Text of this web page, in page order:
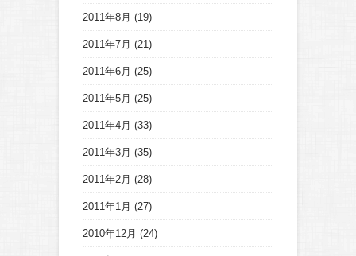
2011年8月 (19)
2011年7月 (21)
2011年6月 (25)
2011年5月 (25)
2011年4月 (33)
2011年3月 (35)
2011年2月 (28)
2011年1月 (27)
2010年12月 (24)